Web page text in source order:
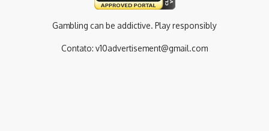
Gambling can be addictive. Play responsibly
Contato: v10advertisement@gmail.com